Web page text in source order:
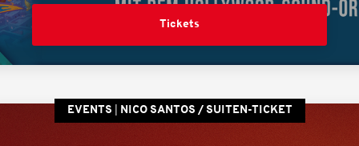
Tickets
EVENTS NICO SANTOS / SUITEN-TICKET